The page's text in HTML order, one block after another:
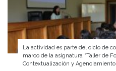
La actividad es parte del ciclo de
marco de la asignatura “Taller de
Contextualización y